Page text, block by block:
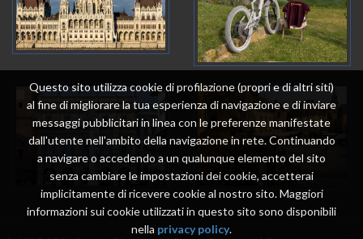
Questo sito utilizza cookie di profilazione (propri e di altri siti)
al fine di migliorare la tua esperienza di navigazione e di inviare
messaggi pubblicitari in linea con le preferenze manifestate
dall'utente nell'ambito della navigazione in rete. Continuando
a navigare o accedendo a un qualunque elemento del sito
senza cambiare le impostazioni dei cookie, accetterai
implicitamente di ricevere cookie al nostro sito. Maggiori
informazioni sui cookie utilizzati in questo sito sono disponibili
nella privacy policy.